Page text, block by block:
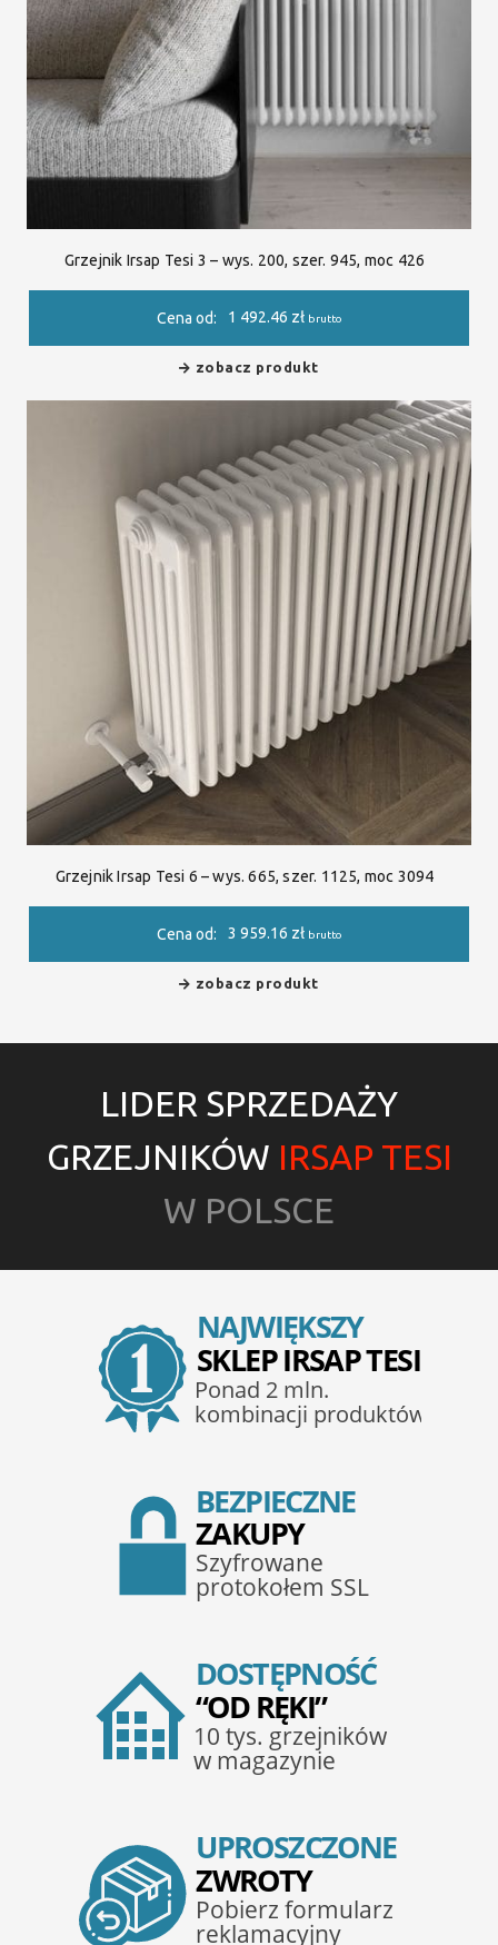
Grzejnik Irsap Tesi 3 – wys. 200, szer. 945, moc 426
Cena od: 1 492.46 zł brutto
zobacz produkt
Grzejnik Irsap Tesi 6 – wys. 665, szer. 1125, moc 3094
Cena od: 3 959.16 zł brutto
zobacz produkt
LIDER SPRZEDAŻY
GRZEJNIKÓW IRSAP TESI
W POLSCE